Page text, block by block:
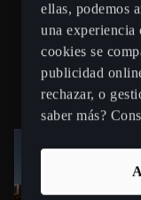
La mejor
tu
ellas, podemos
una experiencia
cookies se
publicidad
rechazar, o
saber más?